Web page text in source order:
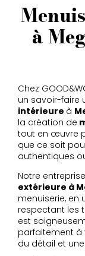
à
Chez
un savoir-faire
intérieure à
la création de
tout en œuvre
que ce soit
authentiques
Notre
extérieure à
menuiserie, en
respectant les
est
parfaitement à
du détail et